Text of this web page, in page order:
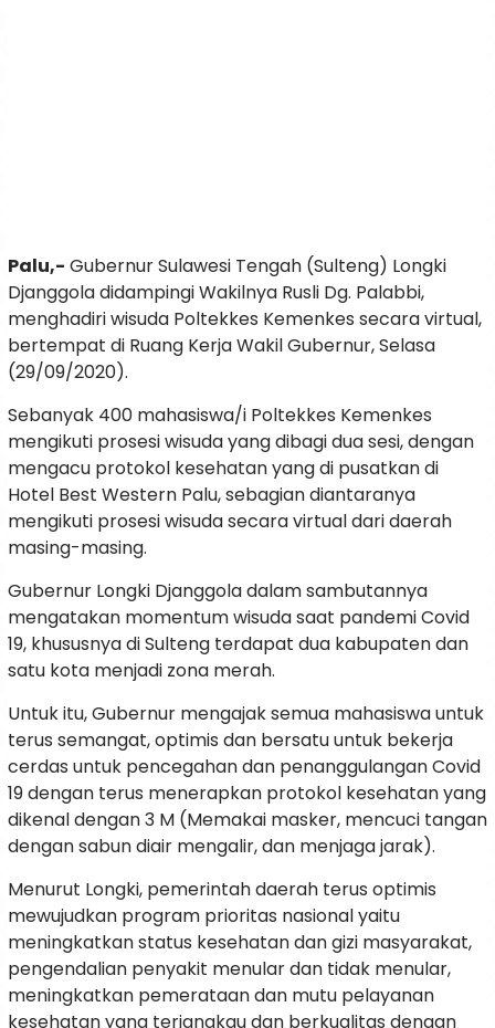
Palu,- Gubernur Sulawesi Tengah (Sulteng) Longki
Djanggola didampingi Wakilnya Rusli Dg. Palabbi,
menghadiri wisuda Poltekkes Kemenkes secara virtual,
bertempat di Ruang Kerja Wakil Gubernur, Selasa
(29/09/2020).
Sebanyak 400 mahasiswa/i Poltekkes Kemenkes
mengikuti prosesi wisuda yang dibagi dua sesi, dengan
mengacu protokol kesehatan yang di pusatkan di
Hotel Best Western Palu, sebagian diantaranya
mengikuti prosesi wisuda secara virtual dari daerah
masing-masing.
Gubernur Longki Djanggola dalam sambutannya
mengatakan momentum wisuda saat pandemi Covid
19, khususnya di Sulteng terdapat dua kabupaten dan
satu kota menjadi zona merah.
Untuk itu, Gubernur mengajak semua mahasiswa untuk
terus semangat, optimis dan bersatu untuk bekerja
cerdas untuk pencegahan dan penanggulangan Covid
19 dengan terus menerapkan protokol kesehatan yang
dikenal dengan 3 M (Memakai masker, mencuci tangan
dengan sabun diair mengalir, dan menjaga jarak).
Menurut Longki, pemerintah daerah terus optimis
mewujudkan program prioritas nasional yaitu
meningkatkan status kesehatan dan gizi masyarakat,
pengendalian penyakit menular dan tidak menular,
meningkatkan pemerataan dan mutu pelayanan
kesehatan yang terjangkau dan berkualitas dengan